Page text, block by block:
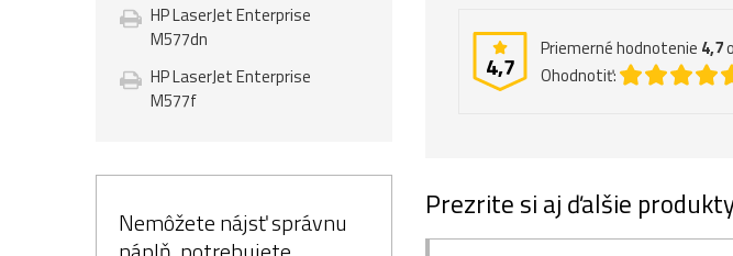
HP LaserJet Enterprise
M577dn
HP LaserJet Enterprise
M577f
Nemôžete nájsť správnu
4,7
Priemerné hodnotenie 4,7
Ohodnotiť:
Prezrite si aj ďalšie